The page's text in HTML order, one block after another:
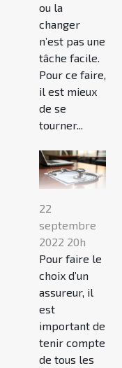
ou la
changer
n’est pas une
tâche facile.
Pour ce faire,
il est mieux
de se
tourner...
22
septembre
2022 20h
Pour faire le
choix d’un
assureur, il
est
important de
tenir compte
de tous les